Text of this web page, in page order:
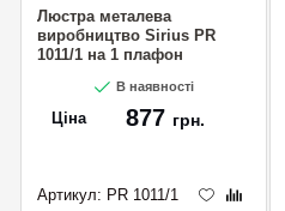
Люстра металева
виробництво Sirius PR
1011/1 на 1 плафон
В наявності
Ціна 877 грн.
Артикул: PR 1011/1